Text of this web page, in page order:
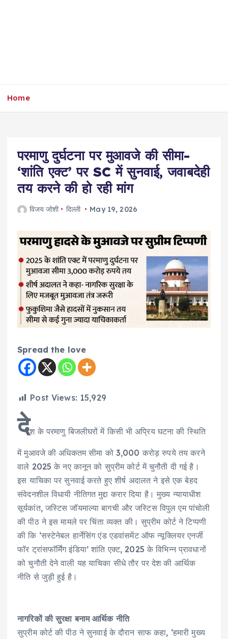
Home
परमाणु दुर्घटना पर मुआवजे की सीमा-
‘शांति एक्ट’ पर SC में सुनवाई, जवाबदेही
तय करने की हो रही मांग
विजय जोशी दिल्ली May 19, 2026
Spread the love
Post Views: 15,929
देश के परमाणु बिजलीघरों में किसी भी अप्रिय घटना की स्थिति
में मुआवजे की अधिकतम सीमा को 3,000 करोड़ रुपये तय करने
वाले 2025 के नए कानून को सुप्रीम कोर्ट में चुनौती दी गई है।
इस याचिका पर सुनवाई करते हुए शीर्ष अदालत ने इसे एक बेहद
संवेदनशील विधायी नीतिगत मुद्दा करार दिया है। मुख्य न्यायाधीश
सूर्यकांत, जस्टिस जॉयमाल्या बागची और जस्टिस विपुल एम पांचोली
की पीठ ने इस मामले पर चिंता व्यक्त की। सुप्रीम कोर्ट ने टिप्पणी
की कि ‘सस्टेनेबल हार्नेसिंग एंड एडवांसमेंट ऑफ न्यूक्लियर एनर्जी
फॉर ट्रांसफॉर्मिंग इंडिया’ शांति एक्ट, 2025 के विभिन्न प्रावधानों
को चुनौती देने वाली यह याचिका सीधे तौर पर देश की आर्थिक
नीति से जुड़ी हुई है।
नागरिकों की सुरक्षा बनाम आर्थिक नीति
सुप्रीम कोर्ट की पीठ ने सुनवाई के दौरान साफ कहा, ‘हमारी मुख्य